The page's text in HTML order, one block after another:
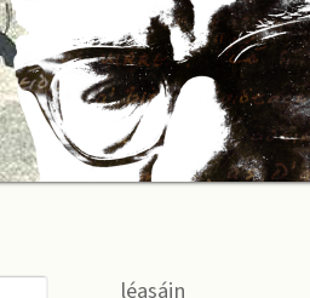
léasáin